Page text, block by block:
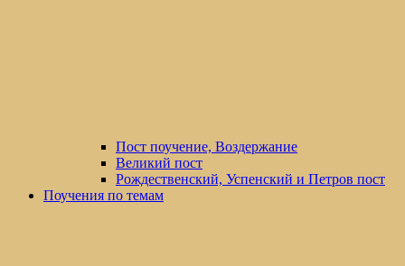
Пост поучение, Воздержание
Великий пост
Рождественский, Успенский и Петров пост
Поучения по темам